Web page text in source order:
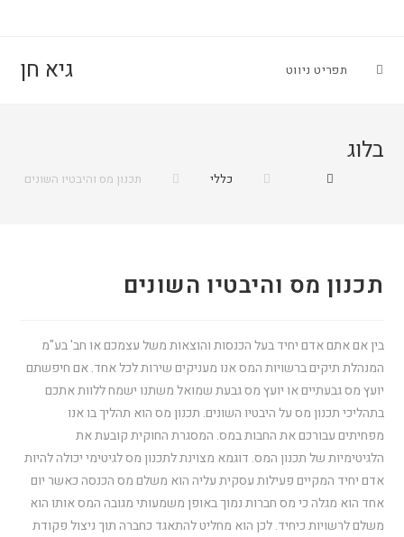
גיא חן תפריט ניווט
בלוג
כללי תכנון מס והיבטיו השונים
תכנון מס והיבטיו השונים
בין אם אתם אדם יחיד בעל הכנסות והוצאות משל עצמכם או חב' בע"מ
המנהלת תיקים ברשויות המס אנו מעניקים שירות לכל אחד. אם חיפשתם
יועץ מס גבעתיים או יועץ מס גבעת שמואל משתנו ישמח ללוות אתכם
בתהליכי תכנון מס על היבטיו השונים. תכנון מס הוא תהליך בו אנו
מפחיתים עבורכם את החבות במס. המסגרת החוקית קובעת את
הלגיטימיות של תכנון המס. דוגמא מצוינת לתכנון מס לגיטימי יכולה להיות
אדם יחיד המקיים פעילות עסקית עליה הוא משלם מס הכנסה כאשר יום
אחד הוא מגלה כי מס חברות נמוך באופן משמעותי מגובה המס אותו הוא
משלם לרשויות כיחיד. לכן הוא מחליט להתאגד כחברה תוך ניצול פקודת